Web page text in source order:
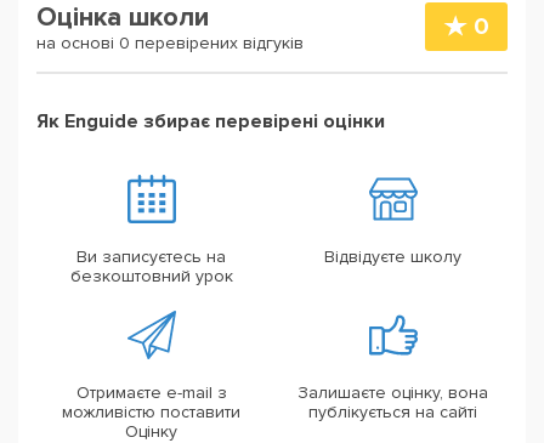
Оцінка школи
на основі 0 перевірених відгуків
0
Як Enguide збирає перевірені оцінки
Ви записуєтесь на
безкоштовний урок
Відвідуєте школу
Отримаєте e-mail з
можливістю поставити
Оцінку
Залишаєте оцінку, вона
публікується на сайті